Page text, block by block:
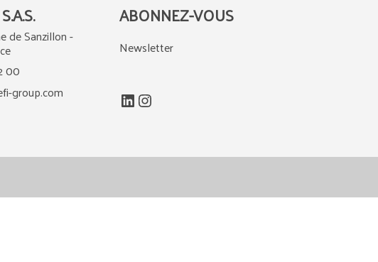
de Sanzillon -
00
group.com
ABONNEZ-VOUS
Newsletter
LinkedIn
Instagram